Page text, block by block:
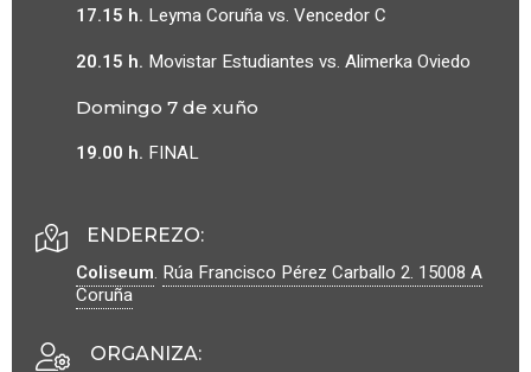
17.15 h. Leyma Coruña vs. Vencedor C
20.15 h. Movistar Estudiantes vs. Alimerka Oviedo
Domingo 7 de xuño
19.00 h. FINAL
ENDEREZO:
Coliseum. Rúa Francisco Pérez Carballo 2. 15008 A
Coruña
ORGANIZA: